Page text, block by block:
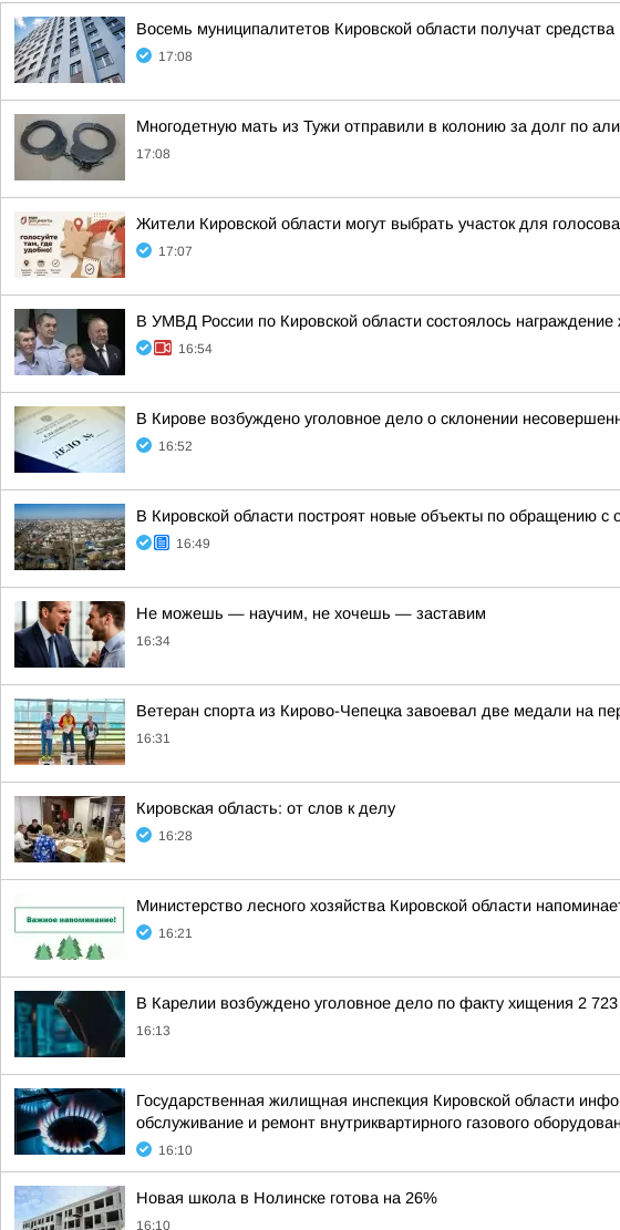
Восемь муниципалитетов Кировской области получат
17:08
Многодетную мать из Тужи отправили в колонию за долг по
17:08
Жители Кировской области могут выбрать участок для
17:07
В УМВД России по Кировской области состоялось
16:54
В Кирове возбуждено уголовное дело о склонении
16:52
В Кировской области построят новые объекты по обращению с
16:49
Не можешь — научим, не хочешь — заставим
16:34
Ветеран спорта из Кирово-Чепецка завоевал две медали на
16:31
Кировская область: от слов к делу
16:28
Министерство лесного хозяйства Кировской области
16:21
В Карелии возбуждено уголовное дело по факту хищения 2
16:13
Государственная жилищная инспекция Кировской области
обслуживание и ремонт внутриквартирного газового
16:10
Новая школа в Нолинске готова на 26%
16:10